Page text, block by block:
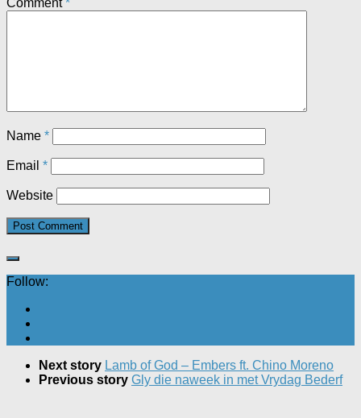
Name *
Email *
Website
Follow:
Next story Lamb of God – Embers ft. Chino Moreno
Previous story Gly die naweek in met Vrydag Bederf